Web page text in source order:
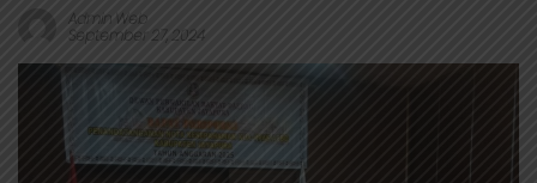
Admin Web
September 27, 2024